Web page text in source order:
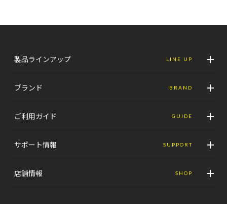
製品ラインアップ LINE UP
ブランド BRAND
ご利用ガイド GUIDE
サポート情報 SUPPORT
店舗情報 SHOP